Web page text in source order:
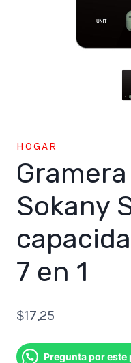
HOGAR
Sokany
7 en 1
$17,25
Pregunta por este